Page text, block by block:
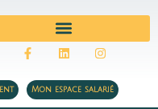
Mon espace salarié